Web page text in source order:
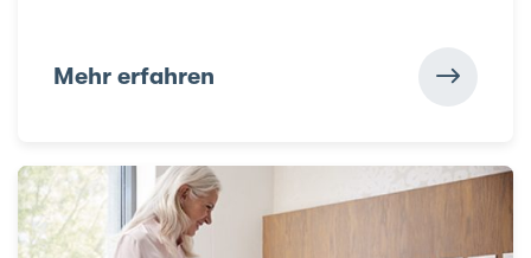
Mehr erfahren